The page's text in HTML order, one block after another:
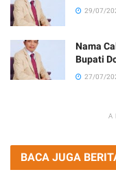
29/07/
Nama
Bupati
27/07/
BACA JUGA